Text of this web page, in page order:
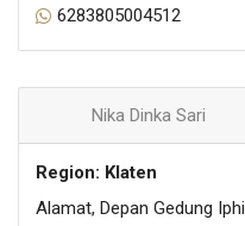
6283805004512
Nika Dinka Sari
Region: Klaten
Alamat, Depan Gedung Iphi